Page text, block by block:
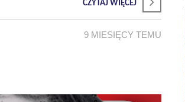
CZYTAJ WIĘCEJ
9 MIESIĘCY TEMU